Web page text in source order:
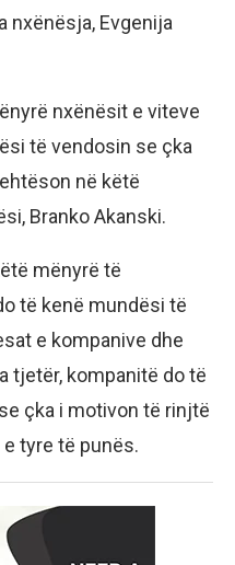
nxënësja, Evgenija
nxënësit e viteve
të vendosin se çka
në këtë
Branko Akanski.
mënyrë të
të kenë mundësi të
e kompanive dhe
tjetër, kompanitë do të
çka i motivon të rinjtë
e tyre të punës.